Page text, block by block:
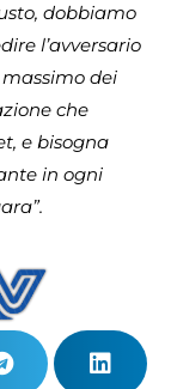
dobbiamo
l’avversario
dei
che
e bisogna
in ogni